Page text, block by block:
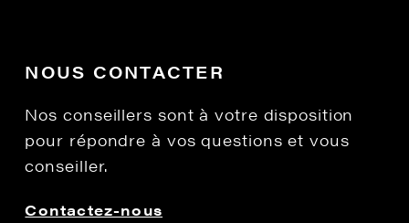
NOUS CONTACTER
Nos conseillers sont à votre disposition
pour répondre à vos questions et vous
conseiller.
Contactez-nous